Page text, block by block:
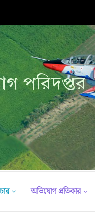
পরিদপ্তর
অভিযোগ প্রতিকার